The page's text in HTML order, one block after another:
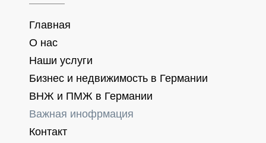
Главная
О нас
Наши услуги
Бизнес и недвижимость в Германии
ВНЖ и ПМЖ в Германии
Важная инофрмация
Контакт